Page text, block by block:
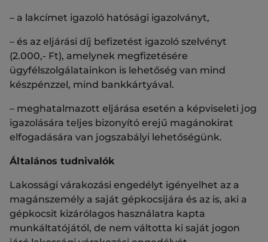
– a lakcímet igazoló hatósági igazolványt,
– és az eljárási díj befizetést igazoló szelvényt
(2.000,- Ft), amelynek megfizetésére
ügyfélszolgálatainkon is lehetőség van mind
készpénzzel, mind bankkártyával.
– meghatalmazott eljárása esetén a képviseleti jog
igazolására teljes bizonyító erejű magánokirat
elfogadására van jogszabályi lehetőségünk.
Általános tudnivalók
Lakossági várakozási engedélyt igényelhet az a
magánszemély a saját gépkocsijára és az is, aki a
gépkocsit kizárólagos használatra kapta
munkáltatójától, de nem váltotta ki saját jogon